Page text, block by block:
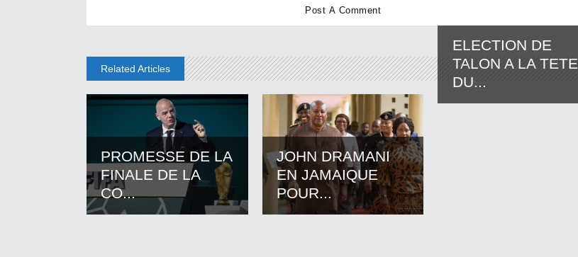
Related Articles
PROMESSE DE LA
FINALE DE LA
CO...
JOHN DRAMANI
EN JAMAIQUE
POUR...
ELECTION DE
TALON A LA TETE
DU...